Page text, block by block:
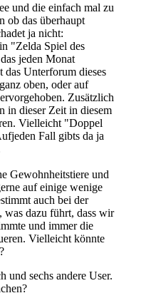
und die einfach mal zu
ob das überhaupt
ja nicht:
"Zelda Spiel des
jeden Monat
das Unterforum dieses
oben, oder auf
Zusätzlich
in dieser Zeit in diesem
Vielleicht "Doppel
Fall gibts da ja
Gewohnheitstiere und
auf einige wenige
auch bei der
was dazu führt, dass wir
und immer die
Vielleicht könnte
und sechs andere User.